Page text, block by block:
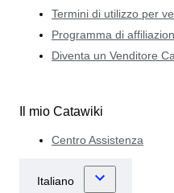
Termini di utilizzo per
Programma di
Diventa un Venditore
Il mio Catawiki
Centro Assistenza